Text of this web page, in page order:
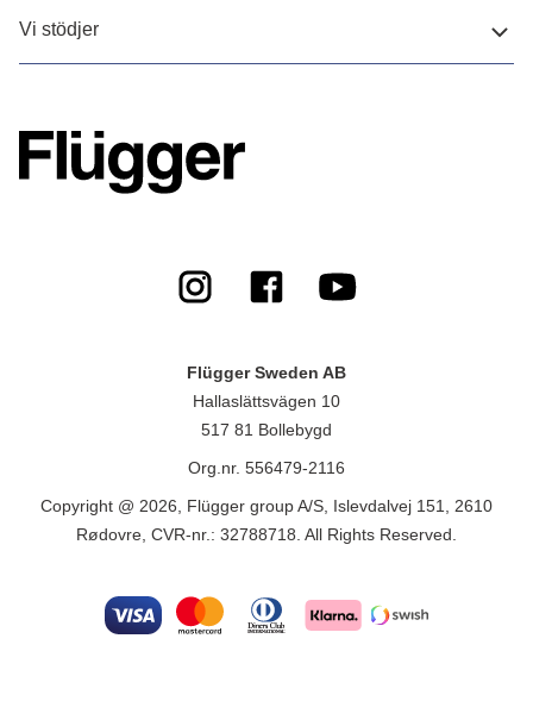
Vi stödjer
Flügger Sweden AB
Hallaslättsvägen 10
517 81 Bollebygd
Org.nr. 556479-2116
Copyright @ 2026, Flügger group A/S, Islevdalvej 151, 2610
Rødovre, CVR-nr.: 32788718. All Rights Reserved.